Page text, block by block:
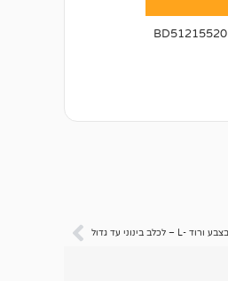
BD51215520